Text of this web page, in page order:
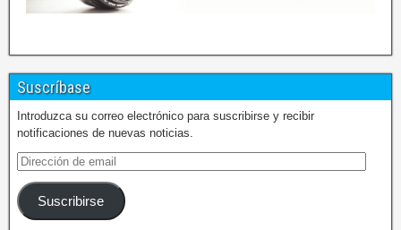
Suscríbase
Introduzca su correo electrónico para suscribirse y recibir
notificaciones de nuevas noticias.
Suscribirse